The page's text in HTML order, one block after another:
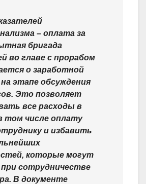
– оплата за
бригада
во главе с прорабом
о заработной
этапе обсуждения
Это позволяет
все расходы в
том числе оплату
и избавить
которые могут
сотрудничестве
В документе